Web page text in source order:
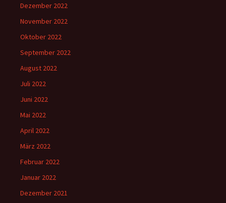
Dezember 2022
November 2022
Oktober 2022
September 2022
August 2022
Juli 2022
Juni 2022
Mai 2022
April 2022
März 2022
Februar 2022
Januar 2022
Dezember 2021